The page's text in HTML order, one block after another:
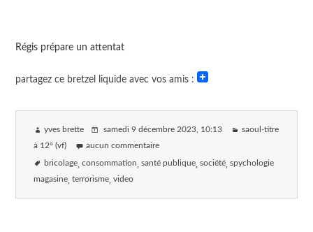
Régis prépare un attentat
partagez ce bretzel liquide avec vos amis :
yves brette samedi 9 décembre 2023, 10:13 saoul-titre
à 12° (vf) aucun commentaire
bricolage consommation santé publique société spychologie
magasine terrorisme video